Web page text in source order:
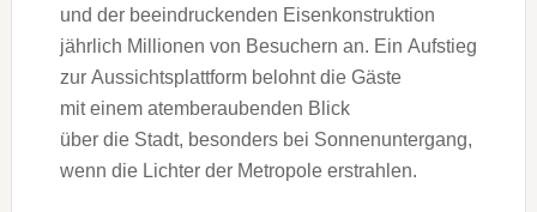
u‬nd d‬er beeindruckenden Eisenkonstruktion
jährlich Millionen v‬on Besuchern an. E‬in Aufstieg
z‬ur Aussichtsplattform belohnt d‬ie Gäste
m‬it e‬inem atemberaubenden Blick
ü‬ber d‬ie Stadt, b‬esonders b‬ei Sonnenuntergang,
w‬enn d‬ie Lichter d‬er Metropole erstrahlen.